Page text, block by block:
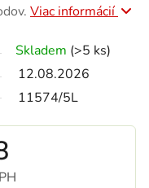
Viac informácií
Skladem (>5 ks)
12.08.2026
11574/5L